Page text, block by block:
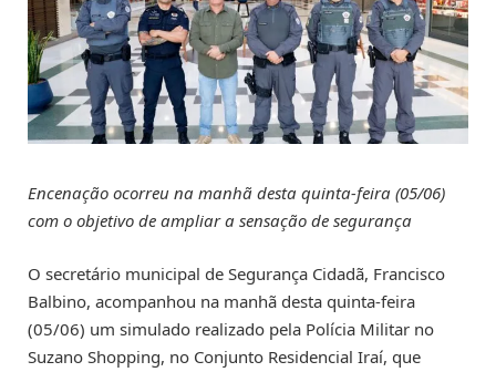
Encenação ocorreu na manhã desta quinta-feira (05/06)
com o objetivo de ampliar a sensação de segurança
O secretário municipal de Segurança Cidadã, Francisco
Balbino, acompanhou na manhã desta quinta-feira
(05/06) um simulado realizado pela Polícia Militar no
Suzano Shopping, no Conjunto Residencial Iraí, que